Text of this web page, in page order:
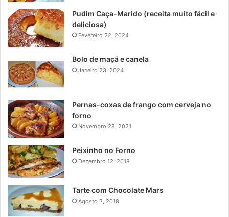
Pudim Caça-Marido (receita muito fácil e
deliciosa)
Fevereiro 22, 2024
Bolo de maçã e canela
Janeiro 23, 2024
Pernas-coxas de frango com cerveja no
forno
Novembro 28, 2021
Peixinho no Forno
Dezembro 12, 2018
Tarte com Chocolate Mars
Agosto 3, 2018